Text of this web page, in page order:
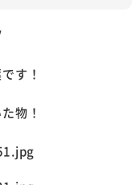
す！
物！